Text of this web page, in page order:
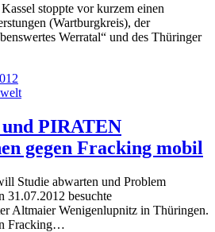
stoppte vor kurzem einen
(Wartburgkreis), der
Werratal“ und des Thüringer
PIRATEN
gegen Fracking mobil
Studie abwarten und Problem
31.07.2012 besuchte
Altmaier Wenigenlupnitz in Thüringen.
Fracking…